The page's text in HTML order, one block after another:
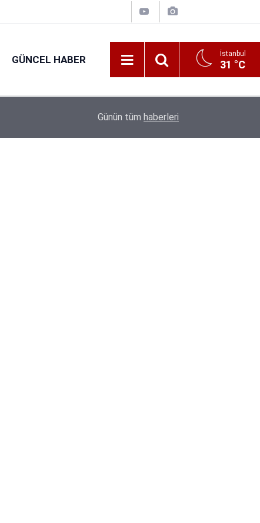
GÜNCEL HABER İstanbul
31 °C
Kıyı Emniyeti Genel Müdürlüğü 26 İşçi Alımı
Günün tüm haberleri